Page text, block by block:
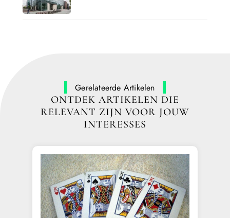
Gerelateerde Artikelen
ONTDEK ARTIKELEN DIE
RELEVANT ZIJN VOOR JOUW
INTERESSES